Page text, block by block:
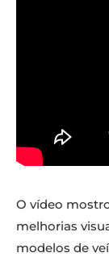
O vídeo
melhorias
modelos de